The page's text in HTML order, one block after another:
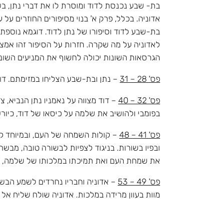
בת- שבע נכנסת לדוד ומוסרת לו את דברי נתן,
אדוניה. בכלל, פרק א' בנוי מסיפורים
בת-שבע לדוד וסיפורו של נתן לדוד. דוגמא
לאדוניה על מה שקרה. חזרות על הסיפור זהו
הגרסאות השונות יכולה לחשוף את המניעים
פס' 28 – 31 – נתן ובת-שבע הצליחו במזימתם.
פס' 32 – 40
– דוד מצווה על נאמניו נתן
בפומבי ולהושיב את שלמה על כיסאו של דוד,
פס' 41 – 48
– קולות השמחה של העם, ובמיוחד
ובפיו בשורות. בניגוד לצפיות לבשורה טובה,
את שמחת העם ואת תמיכתו במלכותו של שלמה,
פס' 49 – 53
– אדוניה וחבריו נחרדים לשמע
מוות בעוון מרידה במלכות. אדוניה שולח